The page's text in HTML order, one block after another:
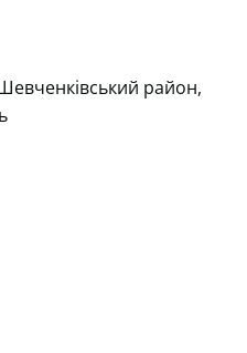
район,